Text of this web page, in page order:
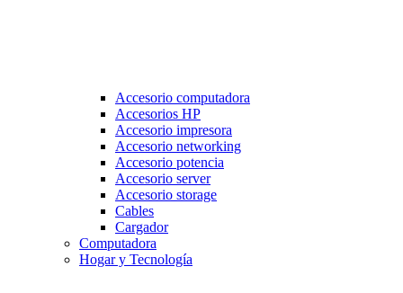
Accesorio computadora
Accesorios HP
Accesorio impresora
Accesorio networking
Accesorio potencia
Accesorio server
Accesorio storage
Cables
Cargador
Computadora
Hogar y Tecnología